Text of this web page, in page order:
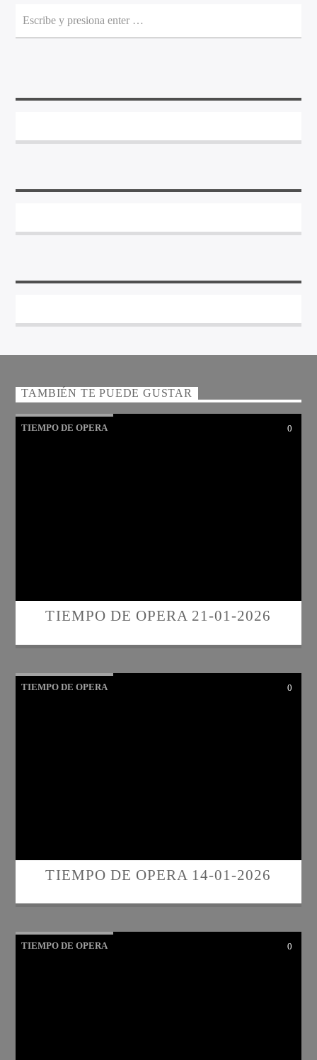
TAMBIÉN TE PUEDE GUSTAR
TIEMPO DE OPERA 0
TIEMPO DE OPERA 21-01-2026
TIEMPO DE OPERA 0
TIEMPO DE OPERA 14-01-2026
TIEMPO DE OPERA 0